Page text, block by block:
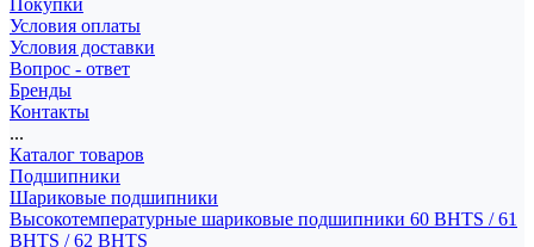
Покупки
Условия оплаты
Условия доставки
Вопрос - ответ
Бренды
Контакты
...
Каталог товаров
Подшипники
Шариковые подшипники
Высокотемпературные шариковые подшипники 60 BHTS / 61
BHTS / 62 BHTS